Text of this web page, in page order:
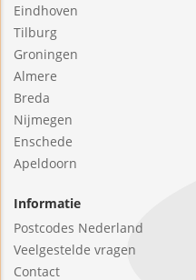
Eindhoven
Tilburg
Groningen
Almere
Breda
Nijmegen
Enschede
Apeldoorn
Informatie
Postcodes Nederland
Veelgestelde vragen
Contact